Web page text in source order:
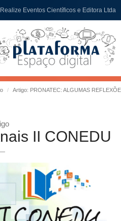
Realize Eventos Científicos e Editora Ltda
Artigo: PRONATEC: ALGUMAS
II CONEDU